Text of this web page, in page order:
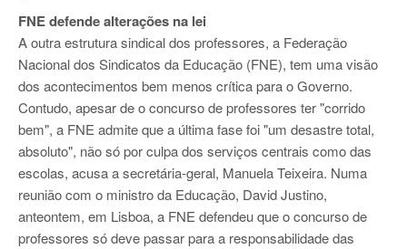
FNE defende alterações na lei
A outra estrutura sindical dos professores, a Federação
Nacional dos Sindicatos da Educação (FNE), tem uma visão
dos acontecimentos bem menos crítica para o Governo.
Contudo, apesar de o concurso de professores ter "corrido
bem", a FNE admite que a última fase foi "um desastre total,
absoluto", não só por culpa dos serviços centrais como das
escolas, acusa a secretária-geral, Manuela Teixeira. Numa
reunião com o ministro da Educação, David Justino,
anteontem, em Lisboa, a FNE defendeu que o concurso de
professores só deve passar para a responsabilidade das